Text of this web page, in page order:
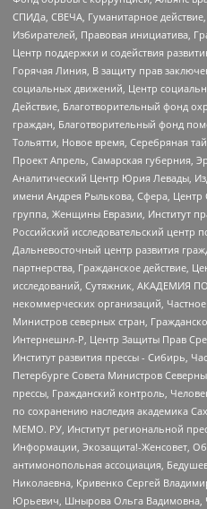
СПИДа, СВЕЧА, Гуманитарное
Избирателей, Правовая инициатива,
Центр поддержки и содействия
Горячая Линия, В защиту прав
социальных движений, Центр
Действие, Благотворительный фонд
граждан, Благотворительный фонд
Тольятти, Новое время, Серебряная
Проект Апрель, Самарская губерния,
Аналитический Центр Юрия Левады,
имени Андрея Рылькова, Сфера,
группа, Женщины Евразии, Институт
Российский исследовательский центр
Дальневосточный центр развития
партнерства, Гражданское действие,
исследований, Сутяжник, АКАДЕМИЯ
некоммерческих организаций,
Министров северных стран,
Интернешнл-Р, Центр Защиты Прав
Институт развития прессы - Сибирь,
Петербурге Совета Министров
прессы, Гражданский контроль,
по сохранению наследия академика
МЕМО. РУ, Институт региональной
Информации, Экозащита!-Женсовет,
антимонопольная ассоциация,
Николаевна, Кривенко Сергей
Юрьевич, Шнырова Ольга Вадимовна,